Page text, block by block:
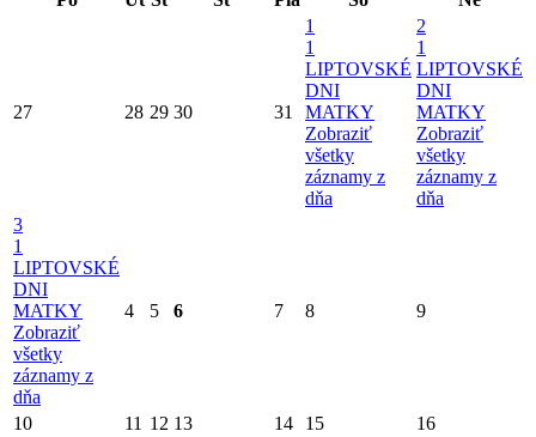
27 28 29 30 31
1
1
LIPTOVSKÉ
DNI
MATKY
Zobraziť
všetky
záznamy z
dňa
2
1
LIPTOVSKÉ
DNI
MATKY
Zobraziť
všetky
záznamy z
dňa
3
1
LIPTOVSKÉ
DNI
MATKY
Zobraziť
všetky
záznamy z
dňa
4 5 6 7 8 9
10 11 12 13 14 15 16